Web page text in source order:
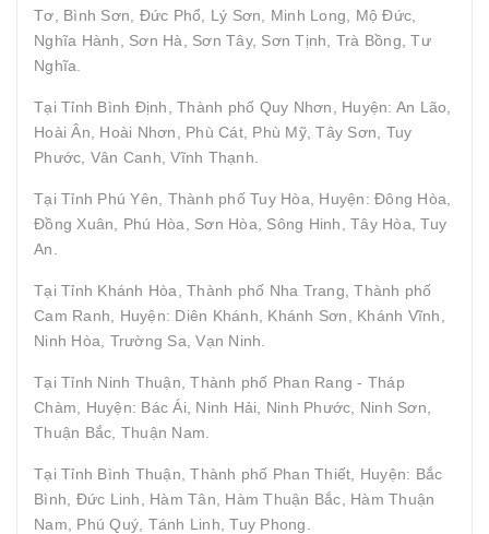
Tơ, Bình Sơn, Đức Phổ, Lý Sơn, Minh Long, Mộ Đức,
Nghĩa Hành, Sơn Hà, Sơn Tây, Sơn Tịnh, Trà Bồng, Tư
Nghĩa.
Tại Tỉnh Bình Định, Thành phố Quy Nhơn, Huyện: An Lão,
Hoài Ân, Hoài Nhơn, Phù Cát, Phù Mỹ, Tây Sơn, Tuy
Phước, Vân Canh, Vĩnh Thạnh.
Tại Tỉnh Phú Yên, Thành phố Tuy Hòa, Huyện: Đông Hòa,
Đồng Xuân, Phú Hòa, Sơn Hòa, Sông Hinh, Tây Hòa, Tuy
An.
Tại Tỉnh Khánh Hòa, Thành phố Nha Trang, Thành phố
Cam Ranh, Huyện: Diên Khánh, Khánh Sơn, Khánh Vĩnh,
Ninh Hòa, Trường Sa, Vạn Ninh.
Tại Tỉnh Ninh Thuận, Thành phố Phan Rang - Tháp
Chàm, Huyện: Bác Ái, Ninh Hải, Ninh Phước, Ninh Sơn,
Thuận Bắc, Thuận Nam.
Tại Tỉnh Bình Thuận, Thành phố Phan Thiết, Huyện: Bắc
Bình, Đức Linh, Hàm Tân, Hàm Thuận Bắc, Hàm Thuận
Nam, Phú Quý, Tánh Linh, Tuy Phong.